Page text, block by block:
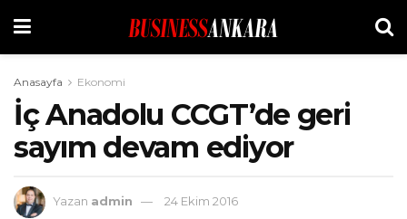
Anasayfa Ekonomi
İç Anadolu CCGT’de geri
sayım devam ediyor
Yazan admin
24 Ekim 2016